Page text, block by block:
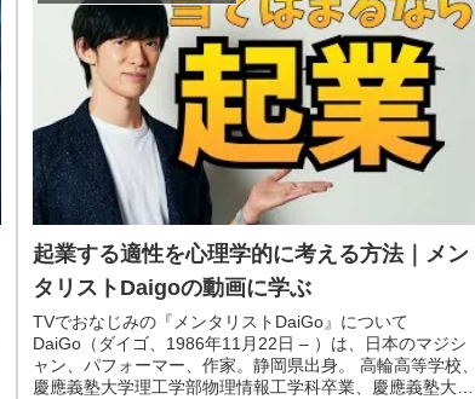
起業する適性を心理学的に考える方法｜メン
タリストDaigoの動画に学ぶ
TVでおなじみの『メンタリストDaiGo』について
DaiGo（ダイゴ、1986年11月22日 – ）は、日本のマジシ
ャン、パフォーマー、作家。静岡県出身。 高輪高等学校、
慶應義塾大学理工学部物理情報工学科卒業、慶應義塾大学